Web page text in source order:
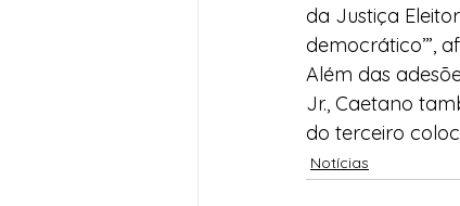
da Justiça
democrático’”,
Além das
Jr., Caetano
do terceiro
Notícias